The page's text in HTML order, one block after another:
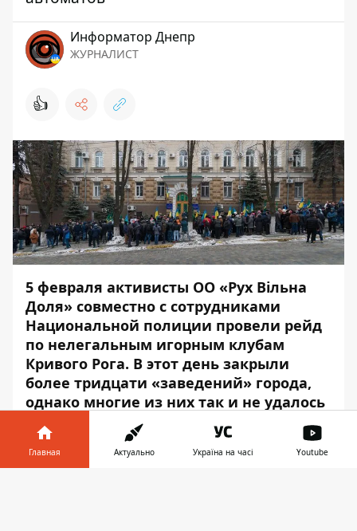
Информатор Днепр
ЖУРНАЛИСТ
👍
5 февраля активисты ОО «Рух Вільна
Доля» совместно с сотрудниками
Национальной полиции провели рейд
по нелегальным игорным клубам
Кривого Рога. В этот день закрыли
более тридцати «заведений» города,
однако многие из них так и не удалось
проверить. По этому поводу 7 февраля
под зданием прокуратуры
Днепропетровской области собрался
Главная Актуально Україна на часі Youtube